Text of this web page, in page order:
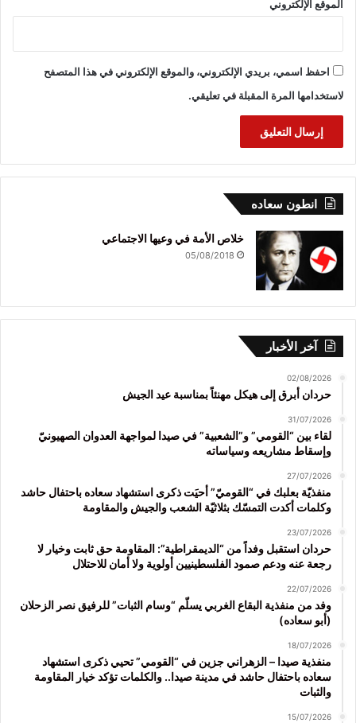
الموقع الإلكتروني
احفظ اسمي، بريدي الإلكتروني، والموقع الإلكتروني في هذا المتصفح
لاستخدامها المرة المقبلة في تعليقي.
انطون سعاده
خلاص الأمة في وعيها الاجتماعي
05/08/2018
آخر الأخبار
02/08/2026
حردان أبرق إلى هيكل مهنئاً بمناسبة عيد الجيش
31/07/2026
لقاء بين “القومي” و”الشعبية” في صيدا لمواجهة العدوان الصهيونيّ
وإسقاط مشاريعه وسياساته
27/07/2026
منفذيّة بعلبك في “القوميّ” أحيَت ذكرى استشهاد سعاده باحتفال حاشد
وكلمات أكدت التمسّك بثلاثيّة الشعب والجيش والمقاومة
23/07/2026
حردان استقبل وفداً من “الديمقراطية”: المقاومة حق ثابت وخيار لا
رجعة عنه ودعم صمود الفلسطينيين أولوية ولا أمان للاحتلال
22/07/2026
وفد من منفذية البقاع الغربي يسلّم “وسام الثبات” للرفيق نصر الزحلان
(أبو سعاده)
18/07/2026
منفذية صيدا – الزهراني جزين في “القومي” تحيي ذكرى استشهاد
سعاده باحتفال حاشد في مدينة صيدا.. والكلمات تؤكد خيار المقاومة
والثبات
15/07/2026